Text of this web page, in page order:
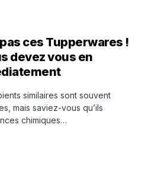
ces Tupperwares !
devez vous en
similaires sont souvent
mais saviez-vous qu’ils
chimiques…